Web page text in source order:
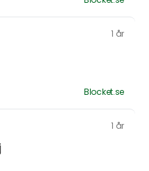
1 år
Blocket.se
1 år